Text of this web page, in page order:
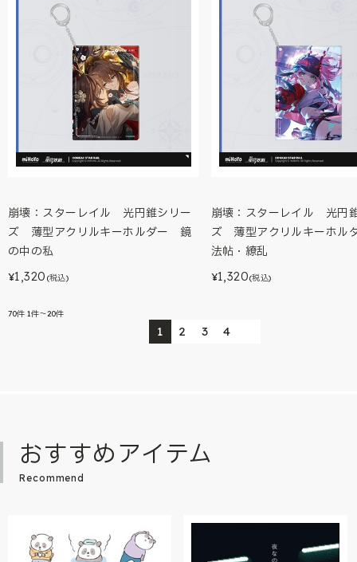
崩壊：スターレイル 光円錐シリー
ズ 薄型アクリルキーホルダー 鏡
の中の私
¥1,320 (税込)
崩壊：スターレイル 光円
ズ 薄型アクリルキーホル
法帖・繚乱
¥1,320(税込)
70件 1件～20件
1 2 3 4
おすすめアイテム
Recommend